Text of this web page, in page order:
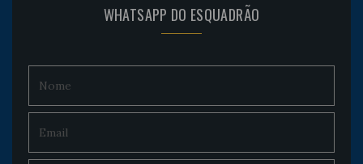
WHATSAPP DO ESQUADRÃO